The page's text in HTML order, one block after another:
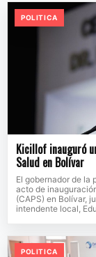
POLITICA
Kicillof inauguró
Salud en Bolívar
El gobernador de la
acto de
(CAPS) en Bolívar,
intendente local,
POLITICA